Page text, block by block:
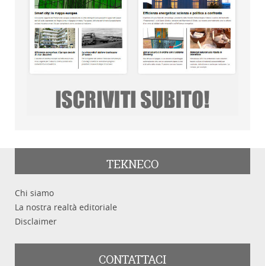
TEKNECO
Chi siamo
La nostra realtà editoriale
Disclaimer
CONTATTACI